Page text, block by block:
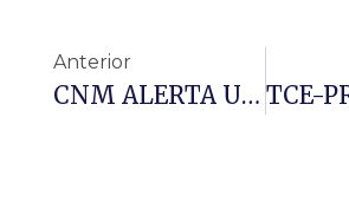
Anterior
CNM ALERTA Urgente: Mais De 800 Municípios Devem Elaborar O Plano De Trabalho Das Emendas Especiais (PIX)